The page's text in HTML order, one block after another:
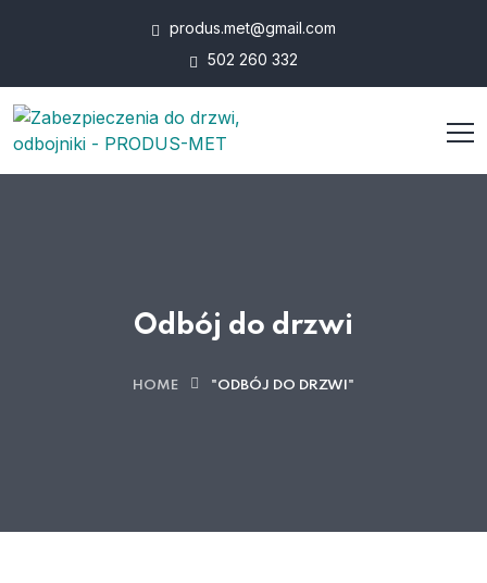
produs.met@gmail.com
502 260 332
Odbój do drzwi
HOME "ODBÓJ DO DRZWI"